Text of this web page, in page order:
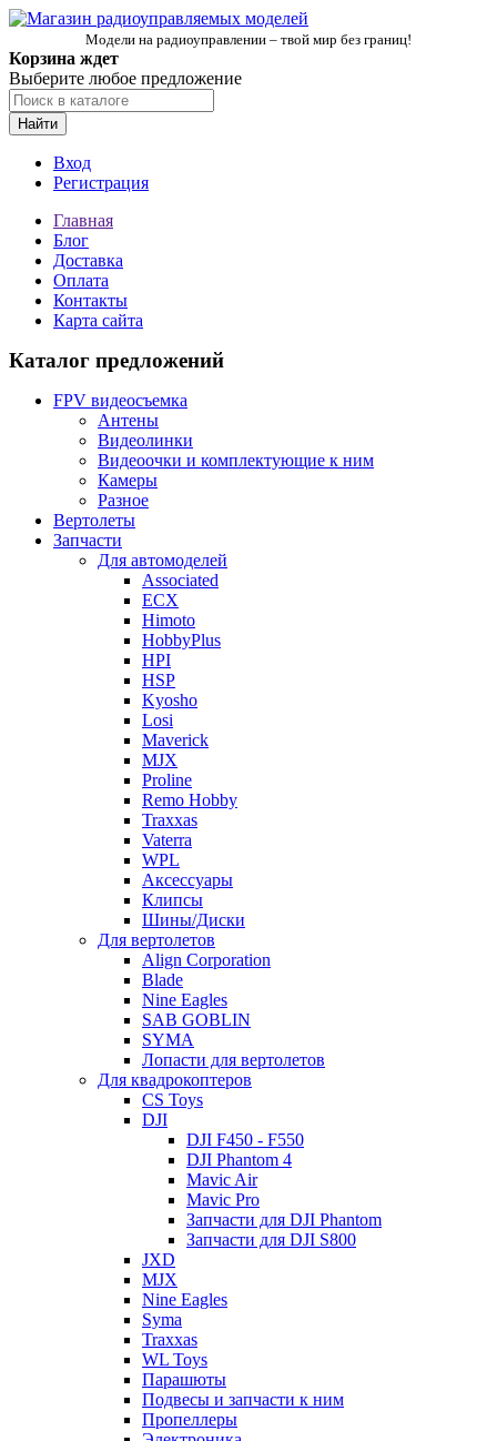
Модели на радиоуправлении – твой мир без границ!
Корзина ждет
Выберите любое предложение
Найти
Вход
Регистрация
Главная
Блог
Доставка
Оплата
Контакты
Карта сайта
Каталог предложений
FPV видеосъемка
Антены
Видеолинки
Видеоочки и комплектующие к ним
Камеры
Разное
Вертолеты
Запчасти
Для автомоделей
Associated
ECX
Himoto
HobbyPlus
HPI
HSP
Kyosho
Losi
Maverick
MJX
Proline
Remo Hobby
Traxxas
Vaterra
WPL
Аксессуары
Клипсы
Шины/Диски
Для вертолетов
Align Corporation
Blade
Nine Eagles
SAB GOBLIN
SYMA
Лопасти для вертолетов
Для квадрокоптеров
CS Toys
DJI
DJI F450 - F550
DJI Phantom 4
Mavic Air
Mavic Pro
Запчасти для DJI Phantom
Запчасти для DJI S800
JXD
MJX
Nine Eagles
Syma
Traxxas
WL Toys
Парашюты
Подвесы и запчасти к ним
Пропеллеры